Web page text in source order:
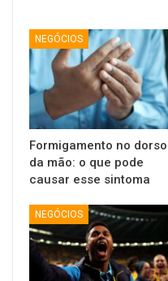
NEGÓCIOS
Formigamento no dorso
da mão: o que pode
causar esse sintoma
NEGÓCIOS